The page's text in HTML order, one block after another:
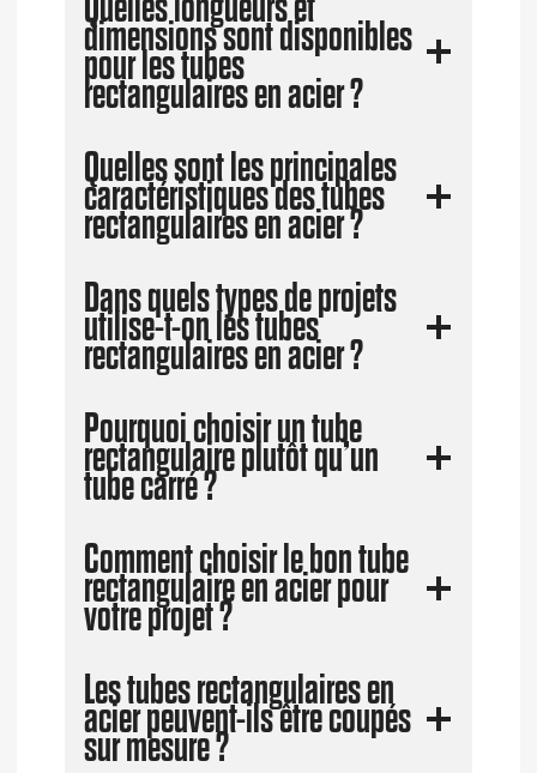
dimensions sont disponibles
pour les tubes
rectangulaires en acier ?
Quelles sont les principales
caractéristiques des tubes
rectangulaires en acier ?
Dans quels types de projets
utilise-t-on les tubes
rectangulaires en acier ?
Pourquoi choisir un tube
rectangulaire plutôt qu’un
tube carré ?
Comment choisir le bon tube
rectangulaire en acier pour
votre projet ?
Les tubes rectangulaires en
acier peuvent-ils être coupés
sur mesure ?